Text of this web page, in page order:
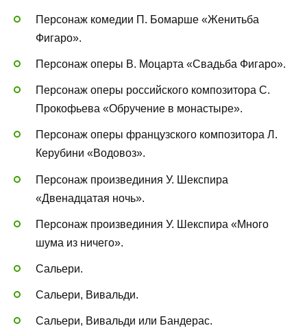
Персонаж комедии П. Бомарше «Женитьба
Фигаро».
Персонаж оперы В. Моцарта «Свадьба Фигаро».
Персонаж оперы российского композитора С.
Прокофьева «Обручение в монастыре».
Персонаж оперы французского композитора Л.
Керубини «Водовоз».
Персонаж произвединия У. Шекспира
«Двенадцатая ночь».
Персонаж произвединия У. Шекспира «Много
шума из ничего».
Сальери.
Сальери, Вивальди.
Сальери, Вивальди или Бандерас.